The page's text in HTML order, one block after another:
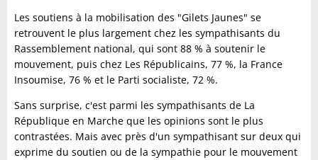
Les soutiens à la mobilisation des "Gilets Jaunes" se
retrouvent le plus largement chez les sympathisants du
Rassemblement national, qui sont 88 % à soutenir le
mouvement, puis chez Les Républicains, 77 %, la France
Insoumise, 76 % et le Parti socialiste, 72 %.
Sans surprise, c'est parmi les sympathisants de La
République en Marche que les opinions sont le plus
contrastées. Mais avec près d'un sympathisant sur deux qui
exprime du soutien ou de la sympathie pour le mouvement